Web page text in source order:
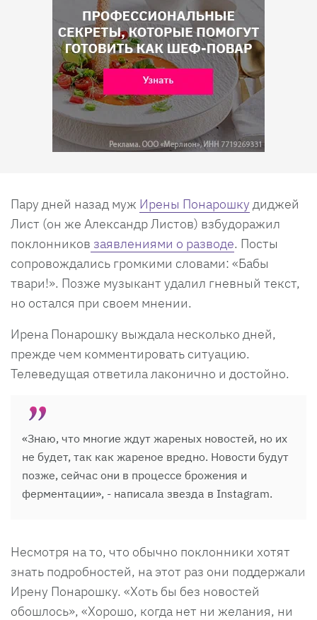
Пару дней назад муж Ирены Понарошку диджей
Лист (он же Александр Листов) взбудоражил
поклонников заявлениями о разводе. Посты
сопровождались громкими словами: «Бабы
твари!». Позже музыкант удалил гневный текст,
но остался при своем мнении.
Ирена Понарошку выждала несколько дней,
прежде чем комментировать ситуацию.
Телеведущая ответила лаконично и достойно.
«Знаю, что многие ждут жареных новостей, но их
не будет, так как жареное вредно. Новости будут
позже, сейчас они в процессе брожения и
ферментации», - написала звезда в Instagram.
Несмотря на то, что обычно поклонники хотят
знать подробностей, на этот раз они поддержали
Ирену Понарошку. «Хоть бы без новостей
обошлось», «Хорошо, когда нет ни желания, ни